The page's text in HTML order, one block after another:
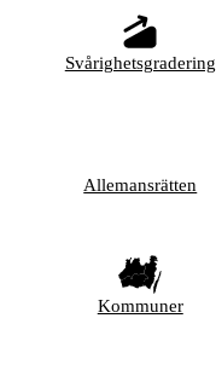
Svårighetsgradering
Allemansrätten
Kommuner